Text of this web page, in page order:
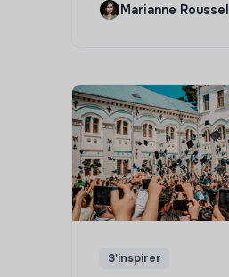
Marianne Roussel
S'inspirer